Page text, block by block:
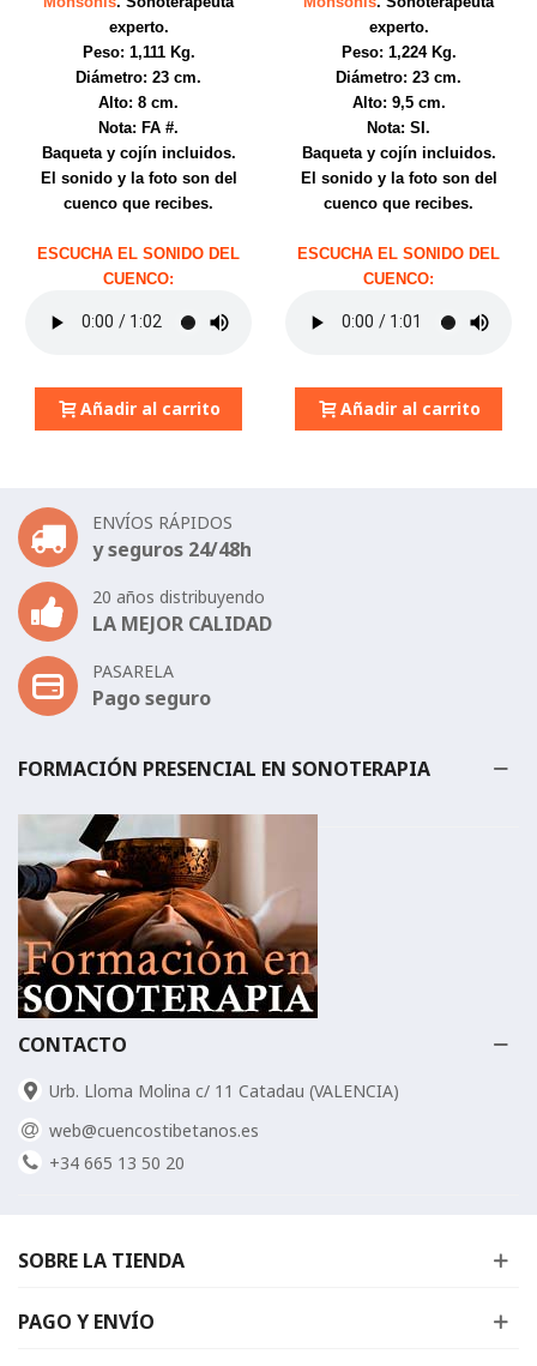
experto.
Peso: 1,111 Kg.
Diámetro: 23 cm.
Alto: 8 cm.
Nota: FA #.
Baqueta y cojín incluidos.
El sonido y la foto son del
cuenco que recibes.
ESCUCHA EL SONIDO DEL
CUENCO:
Añadir al carrito
experto.
Peso: 1,224 Kg.
Diámetro: 23 cm.
Alto: 9,5 cm.
Nota: SI.
Baqueta y cojín incluidos.
El sonido y la foto son del
cuenco que recibes.
ESCUCHA EL SONIDO DEL
CUENCO:
Añadir al carrito
ENVÍOS RÁPIDOS
y seguros 24/48h
20 años distribuyendo
LA MEJOR CALIDAD
PASARELA
Pago seguro
FORMACIÓN PRESENCIAL EN SONOTERAPIA
CONTACTO
Urb. Lloma Molina c/ 11 Catadau (VALENCIA)
web@cuencostibetanos.es
+34 665 13 50 20
SOBRE LA TIENDA
PAGO Y ENVÍO